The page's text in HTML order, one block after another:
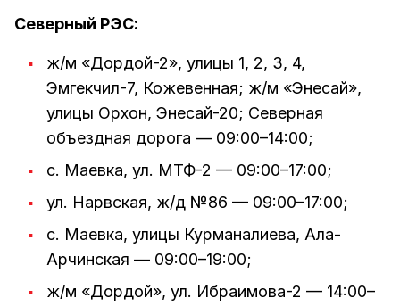
Северный РЭС:
ж/м «Дордой-2», улицы 1, 2, 3, 4,
Эмгекчил-7, Кожевенная; ж/м «Энесай»,
улицы Орхон, Энесай-20; Северная
объездная дорога — 09:00–14:00;
с. Маевка, ул. МТФ-2 — 09:00–17:00;
ул. Нарвская, ж/д №86 — 09:00–17:00;
с. Маевка, улицы Курманалиева, Ала-
Арчинская — 09:00–19:00;
ж/м «Дордой», ул. Ибраимова-2 — 14:00–